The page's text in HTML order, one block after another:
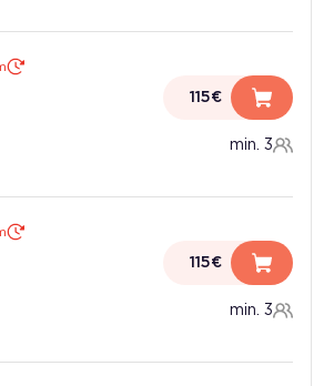
115€
min. 3
115€
min. 3